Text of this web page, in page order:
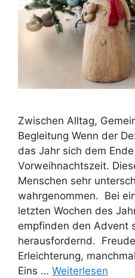
Zwischen Alltag,
Begleitung Wenn der
das Jahr sich dem
Vorweihnachtszeit.
Menschen sehr
wahrgenommen. Bei
letzten Wochen des
empfinden den Advent
herausfordernd.
Erleichterung,
Eins … Weiterlesen